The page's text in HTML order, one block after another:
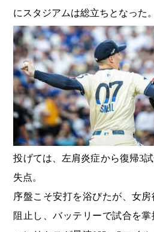
にスタジアムは総立ちとなった。
投げては、左肩炎症から復帰3
失点。
序盤こそ安打を浴びたが、女
阻止し、バッテリーで試合を